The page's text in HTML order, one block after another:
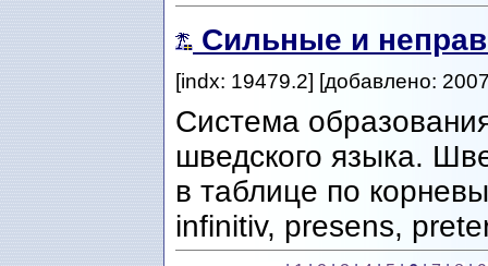
Сильные и
[indx: 19479.2] [добавлено:
Система
шведского языка.
в таблице по
infinitiv, presens,